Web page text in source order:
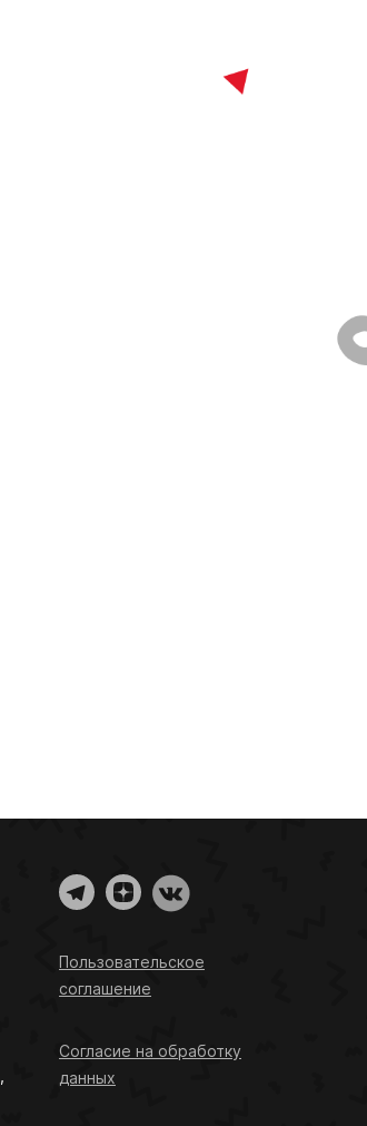
Пользовательское
соглашение
Согласие на обработку
данных